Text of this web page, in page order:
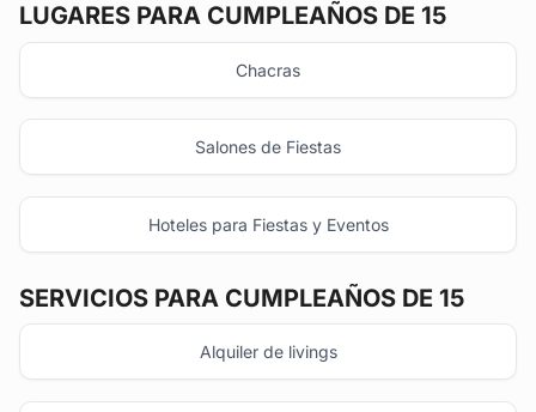
LUGARES PARA CUMPLEAÑOS DE 15
Chacras
Salones de Fiestas
Hoteles para Fiestas y Eventos
SERVICIOS PARA CUMPLEAÑOS DE 15
Alquiler de livings